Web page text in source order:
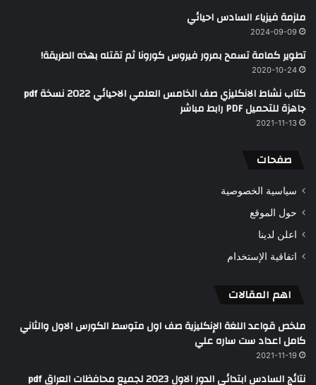
ملزمة فيزياء السادس احيائي
2024-09-09
تطوير كمامة تسمح بمرور فيروس كورونا ثم تقتله بهذه الطريقة!
2020-10-24
كتاب نشاط الانكليزي صف الخامس العلمي الاحيائي 2022 نسخة pdf
جاهزة للتحميل PDF رابط مباشر
2021-11-13
صفحات
سياسية الخصوصية
حول الموقع
اعلن لدينا
اتفاقية الإستخدام
اهم المقالات
ملخص قواعد اللغة الإنكليزية صف اول متوسط الكورس الاول والثاني
كامل اعداد ست ساره علي
2021-11-19
نتائج السادس ابتدائي الدور الاول 2023 لجميع محافظات العراق pdf